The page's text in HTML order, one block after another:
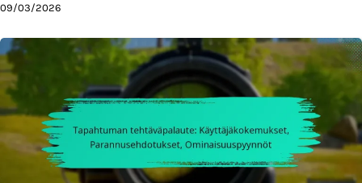
09/03/2026